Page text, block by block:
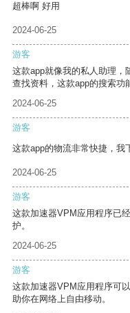
超棒啊 好用
2024-06-25
游客
这款app就像我的私人助理，
查找资料，这款app的搜索功
2024-06-25
游客
这款app的物流非常快捷，我
2024-06-25
游客
这款加速器VPM应用程序已
护。
2024-06-25
游客
这款加速器VPM应用程序可
助你在网络上自由移动。